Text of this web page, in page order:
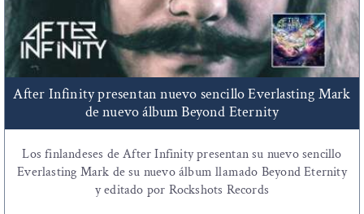
After Infinity presentan nuevo sencillo Everlasting Mark
de nuevo álbum Beyond Eternity
Los finlandeses de After Infinity presentan su nuevo sencillo
Everlasting Mark de su nuevo álbum llamado Beyond Eternity
y editado por Rockshots Records